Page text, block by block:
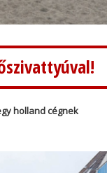
holland cégnek